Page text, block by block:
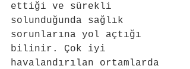
ettiği ve sürekli
solunduğunda sağlık
sorunlarına yol açtığı
bilinir. Çok iyi
havalandırılan ortamlarda